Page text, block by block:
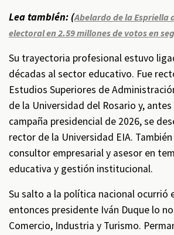
Lea también: (Abelardo de la Espriella
electoral en 2.59 millones de votos en
Su trayectoria profesional estuvo
décadas al sector educativo. Fue
Estudios Superiores de
de la Universidad del Rosario y,
campaña presidencial de 2026, se
rector de la Universidad EIA.
consultor empresarial y asesor en
educativa y gestión institucional.
Su salto a la política nacional ocurrió
entonces presidente Iván Duque lo
Comercio, Industria y Turismo.